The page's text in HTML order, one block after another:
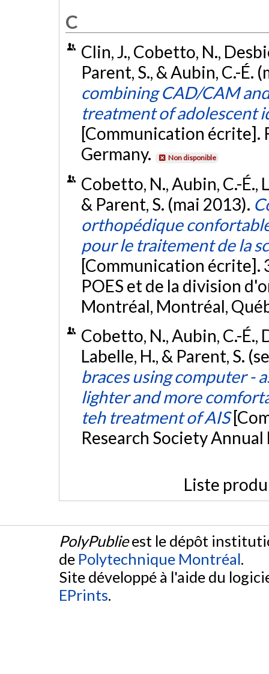
C
Clin, J., Cobetto, N.,
Parent, S., & Aubin, C.-É.
combining CAD/CAM
treatment of adolescent
[Communication écrite].
Germany.
Non disponible
Cobetto, N., Aubin, C.-É.,
& Parent, S. (mai 2013).
orthopédique
pour le traitement de la
[Communication écrite].
POES et de la division
Montréal, Montréal,
Cobetto, N., Aubin, C.-É.,
Labelle, H., & Parent, S.
braces using computer -
lighter and more
teh treatment of AIS
Research Society
Liste
PolyPublieest le dépôt
de Polytechnique Montréal.
Site développé à l'aide du
EPrints.